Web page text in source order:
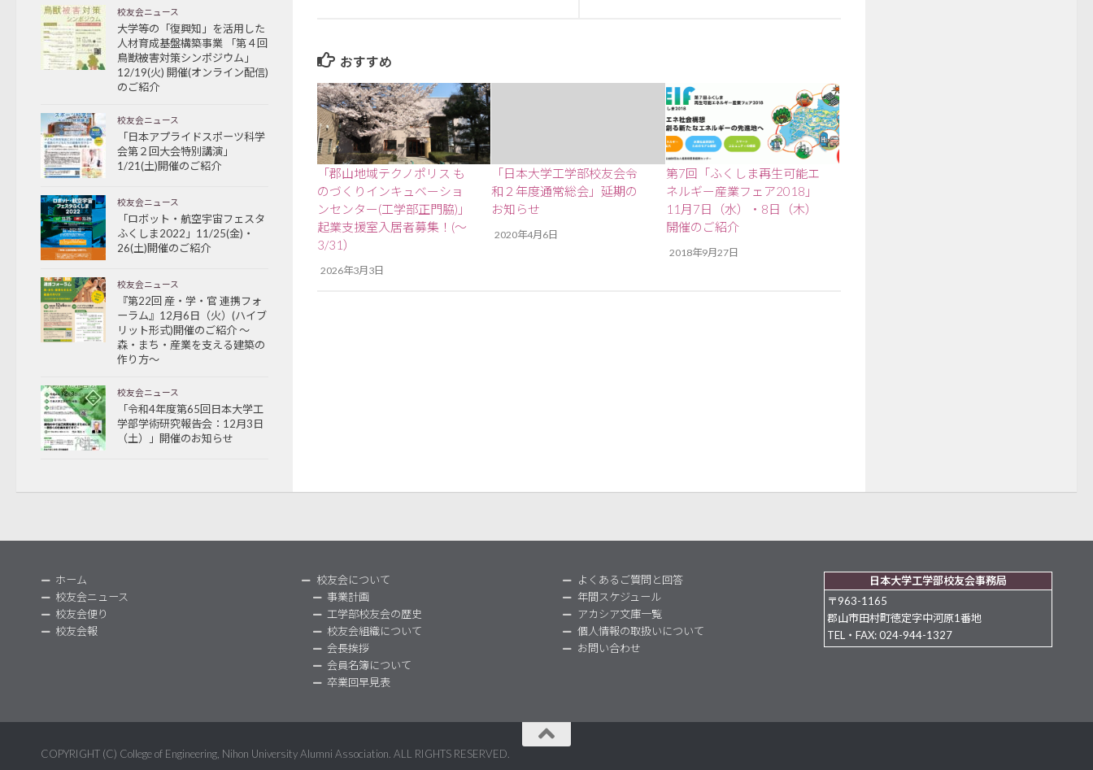
おすすめ
「郡山地域テクノポリス も
のづくりインキュベーショ
ンセンター(工学部正門脇)」
起業支援室入居者募集！(～
3/31）
2026年3月3日
「日本大学工学部校友会令
和２年度通常総会」延期の
お知らせ
2020年4月6日
第7回「ふくしま再生可能エ
ネルギー産業フェア2018」
11月7日（水）・8日（木）
開催のご紹介
2018年9月27日
校友会ニュース
大学等の「復興知」を活用した
人材育成基盤構築事業 「第４回
鳥獣被害対策シンポジウム」
12/19(火) 開催(オンライン配信)
のご紹介
校友会ニュース
「日本アプライドスポーツ科学
会第２回大会特別講演」
1/21(土)開催のご紹介
校友会ニュース
「ロボット・航空宇宙フェスタ
ふくしま2022」11/25(金)・
26(土)開催のご紹介
校友会ニュース
『第22回 産・学・官 連携フォ
ーラム』12月6日（火）(ハイブ
リット形式)開催のご紹介 ～
森・まち・産業を支える建築の
作り方～
校友会ニュース
「令和4年度第65回日本大学工
学部学術研究報告会：12月3日
（土）」開催のお知らせ
ホーム
校友会ニュース
校友会便り
校友会報
校友会について
事業計画
工学部校友会の歴史
校友会組織について
会長挨拶
会員名簿について
卒業回早見表
よくあるご質問と回答
年間スケジュール
アカシア文庫一覧
個人情報の取扱いについて
お問い合わせ
日本大学工学部校友会事務局
〒963-1165
郡山市田村町徳定字中河原1番地
TEL・FAX: 024-944-1327
COPYRIGHT (C) College of Engineering, Nihon University Alumni Association. ALL RIGHTS RESERVED.